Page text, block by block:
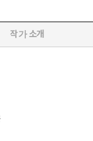
들어가게 되는
십 년의 어둠을 항해
을까? 한 해 한 해가
을 해치는 시간 속에
작가 소개